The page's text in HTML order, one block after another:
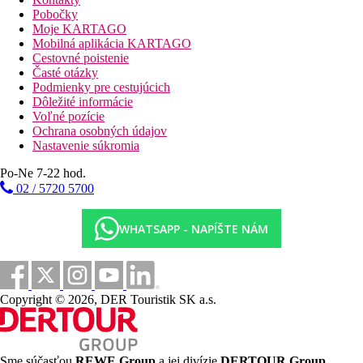
zmenáreň. O blaho hostí sa starajú 4 reštaurácie. Wi-Fi je
hotelovým hosťom k dispozícii zadarmo. Ďalej má hotel
konferenčný priestor. Pohybovo obmedzeným hosťom ponúka
ubytovanie bezbariérový výťah a vstup. Izbový servis, služba
prania bielizne a služba žehlenia bielizne sú za poplatok.
Bazén:
K vonkajšiemu vybaveniu hotela s akvaparkom patria 3 bazény
so sladkou vodou a samostatný detský bazénik. Tu sú k
dispozícii lehátka a slnečníky (zdarma). V bare pri bazéne sú k
dispozícii osviežujúce nápoje. (otvorené od 16:00 - 18:00).
Stravovanie:
Raňajky (06:30 - 10:30 hod.) formou bufetu. Polpenzia: vrátane
raňajok a obed alebo večera. Polpenzia plus vrátane raňajok.
Plná penzia zahŕňa raňajky, obedy a večere. Raňajky, obedy a
večere iba vo vybraných reštauráciách. Plnopenzia Plus zahŕňa:
raňajky, obedy a večere. Raňajky, obedy a večere iba vo
vybraných reštauráciách.
Šport/ voľný čas:
Športová a voľnočasová ponuka: tenis (za poplatok, vzdialený
cca 1 km) a fitness. Vo vzdialenosti cca 1 km sú ponúkané
vodné športy ako napr. vodný skúter a vodné lyže (čiastočne od
miestnych poskytovateľov). Golfové ihrisko sa nachádza 17 km
Pobočky
Moje KARTAGO
Mobilná aplikácia KARTAGO
Cestovné poistenie
Časté otázky
Podmienky pre cestujúcich
Dôležité informácie
Voľné pozície
Ochrana osobných údajov
Nastavenie súkromia
Po-Ne 7-22 hod.
02 / 5720 5700
WHATSAPP - NAPÍŠTE NÁM
Copyright © 2026, DER Touristik SK a.s.